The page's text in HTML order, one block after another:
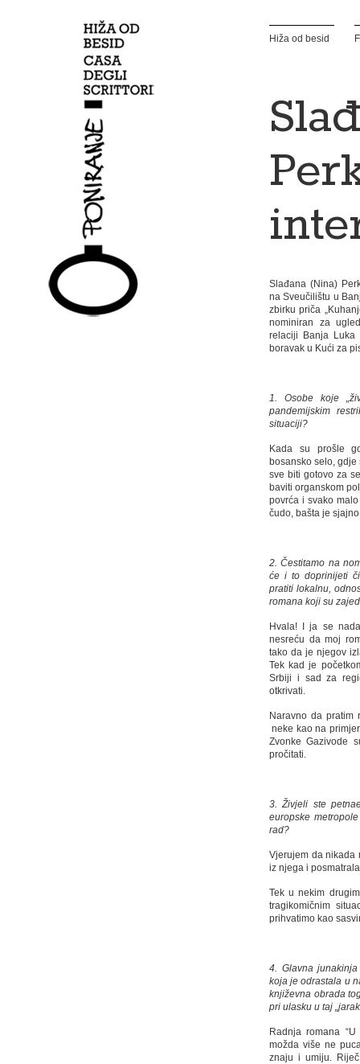
Hiža od besid
Slađana (Nina)
na Sveučilištu u
zbirku priča
nominiran za
relaciji Banja
boravak u Kući za
1. Osobe koje
pandemijskim
situaciji?
Kada su prošle
bosansko selo,
sve biti gotovo za
baviti organskom
povrća i svako
čudo, bašta je
2. Čestitamo na
će i to doprinijeti
pratiti lokalnu,
romana koji su
Hvala! I ja se
nesreću da moj
tako da je njegov
Tek kad je
Srbiji i sad za
otkrivati.
Naravno da pratim
neke kao na
Zvonke Gazivode
pročitati.
3. Živjeli ste
europske
rad?
Vjerujem da nikada
iz njega i
Tek u nekim
tragikomičnim
prihvatimo kao
4. Glavna
koja je odrastala u
književna obrada
pri ulasku u taj
Radnja romana
možda više ne
znaju i umiju.